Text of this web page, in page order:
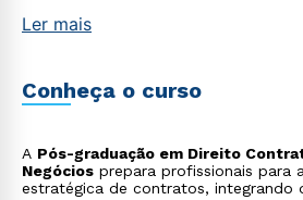
Ler mais
Conheça o curso
A Pós-graduação em Direito
Negócios prepara profissionais para
estratégica de contratos, integrando